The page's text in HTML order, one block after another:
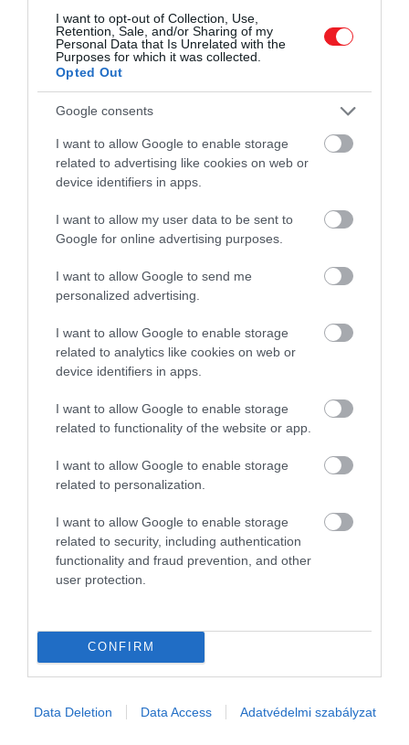
I want to opt-out of Collection, Use,
Retention, Sale, and/or Sharing of my
Personal Data that Is Unrelated with the
Purposes for which it was collected.
Opted Out
Google consents
I want to allow Google to enable storage
related to advertising like cookies on web or
device identifiers in apps.
I want to allow my user data to be sent to
Google for online advertising purposes.
I want to allow Google to send me
personalized advertising.
I want to allow Google to enable storage
related to analytics like cookies on web or
device identifiers in apps.
I want to allow Google to enable storage
related to functionality of the website or app.
I want to allow Google to enable storage
related to personalization.
I want to allow Google to enable storage
related to security, including authentication
functionality and fraud prevention, and other
user protection.
CONFIRM
Data Deletion Data Access Adatvédelmi szabályzat
neurotranszmitter, a szerotonin szabályozásában,
sőt a D-vitamin hiányát még a demenciával is
összefüggésbe hozták.
Forrás:PsyBlog
Nyitókép: Fernando
@cferdophotography/Unsplash
HIÁNY KUTATÁS
Egyetlen rossz mozdulattal egész napra
bezárhatod a meleget…
2026. JÚLIUS 10. ● TUDOMÁNY
Ez az apró állat öli meg a legtöbb embert,
és a…
Művelődj, szórakozz, kíváncsiskodj, kóstolgass
és ismerd meg a Hamu és Gyémánt világát!
Kultúra
Tudomány